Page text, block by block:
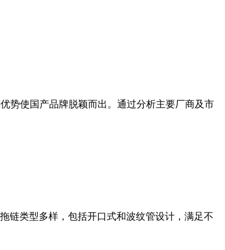
势使国产品牌脱颖而出。通过分析主要厂商及市
链类型多样，包括开口式和波纹管设计，满足不